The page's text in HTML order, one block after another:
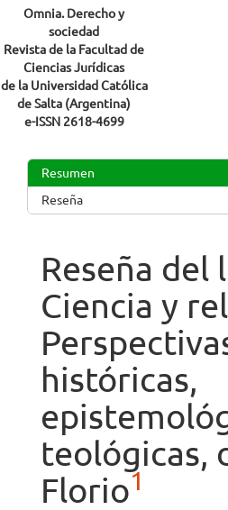
Omnia. Derecho y
sociedad
Revista de la Facultad de
Ciencias Jurídicas
de la Universidad Católica
de Salta (Argentina)
e-ISSN 2618-4699
Resumen
Reseña
Reseña del
Ciencia y
históricas,
teológicas,
Florio1